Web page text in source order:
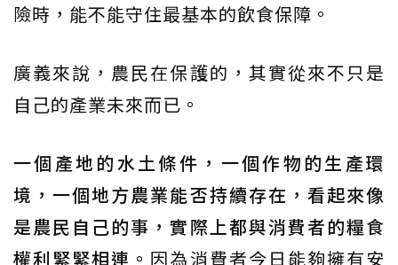
險時，能不能守住最基本的飲食保障。
廣義來說，農民在保護的，其實從來不只是
自己的產業未來而已。
一個產地的水土條件，一個作物的生產環
境，一個地方農業能否持續存在，看起來像
是農民自己的事，實際上都與消費者的糧食
權利緊緊相連。 因為消費者今日能夠擁有安